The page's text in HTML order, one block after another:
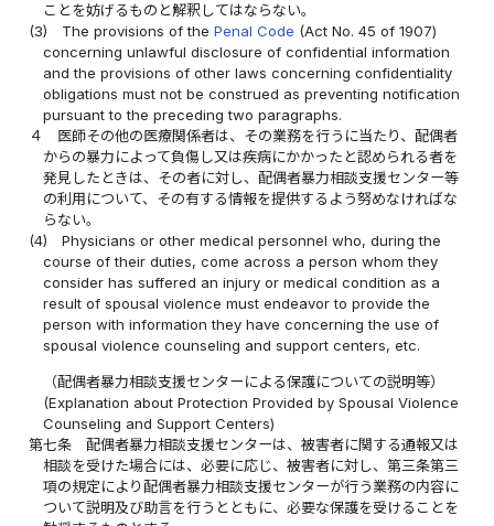
ことを妨げるものと解釈してはならない。
(3)
The provisions of thePenal Code (Act No. 45 of 1907)
concerning unlawful disclosure of confidential information
and the provisions of other laws concerning confidentiality
obligations must not be construed as preventing notification
pursuant to the preceding two paragraphs.
４
医師その他の医療関係者は、その業務を行うに当たり、配偶者
からの暴力によって負傷し又は疾病にかかったと認められる者を
発見したときは、その者に対し、配偶者暴力相談支援センター等
の利用について、その有する情報を提供するよう努めなければな
らない。
(4)
Physicians or other medical personnel who, during the
course of their duties, come across a person whom they
consider has suffered an injury or medical condition as a
result of spousal violence must endeavor to provide the
person with information they have concerning the use of
spousal violence counseling and support centers, etc.
（配偶者暴力相談支援センターによる保護についての説明等）
(Explanation about Protection Provided by Spousal Violence
Counseling and Support Centers)
第七条
配偶者暴力相談支援センターは、被害者に関する通報又は
相談を受けた場合には、必要に応じ、被害者に対し、第三条第三
項の規定により配偶者暴力相談支援センターが行う業務の内容に
ついて説明及び助言を行うとともに、必要な保護を受けることを